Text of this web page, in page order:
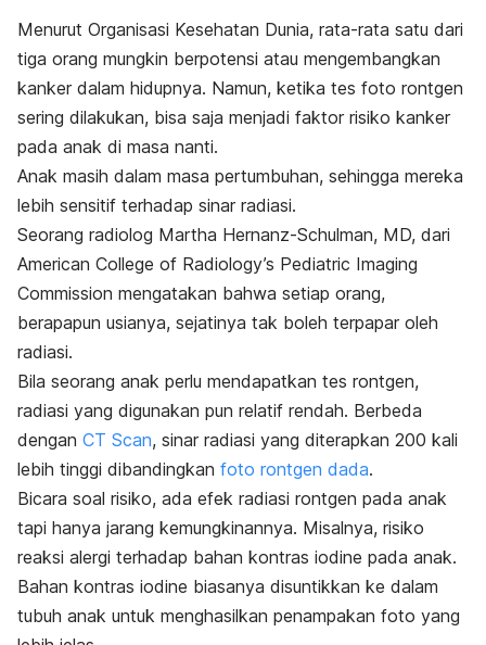
Menurut Organisasi Kesehatan Dunia, rata-rata satu dari
tiga orang mungkin berpotensi atau mengembangkan
kanker dalam hidupnya. Namun, ketika tes foto rontgen
sering dilakukan, bisa saja menjadi faktor risiko kanker
pada anak di masa nanti.
Anak masih dalam masa pertumbuhan, sehingga mereka
lebih sensitif terhadap sinar radiasi.
Seorang radiolog Martha Hernanz-Schulman, MD, dari
American College of Radiology’s Pediatric Imaging
Commission mengatakan bahwa setiap orang,
berapapun usianya, sejatinya tak boleh terpapar oleh
radiasi.
Bila seorang anak perlu mendapatkan tes rontgen,
radiasi yang digunakan pun relatif rendah. Berbeda
dengan CT Scan, sinar radiasi yang diterapkan 200 kali
lebih tinggi dibandingkan foto rontgen dada.
Bicara soal risiko, ada efek radiasi rontgen pada anak
tapi hanya jarang kemungkinannya. Misalnya, risiko
reaksi alergi terhadap bahan kontras iodine pada anak.
Bahan kontras iodine biasanya disuntikkan ke dalam
tubuh anak untuk menghasilkan penampakan foto yang